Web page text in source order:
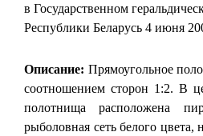
в Государственном
Республики Беларусь 4 июня
Описание: Прямоугольное
соотношением сторон 1:2. В
полотнища расположена
рыболовная сеть белого цвета,